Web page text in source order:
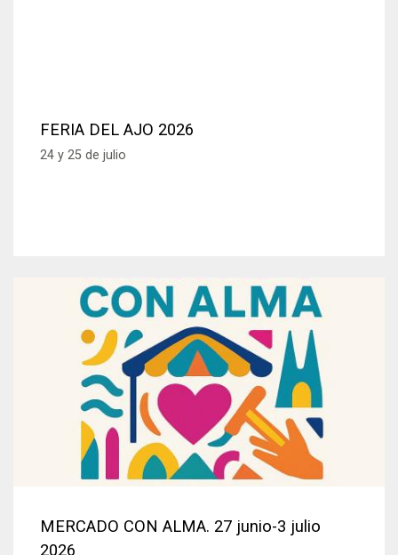
FERIA DEL AJO 2026
24 y 25 de julio
MERCADO CON ALMA. 27 junio-3 julio
2026